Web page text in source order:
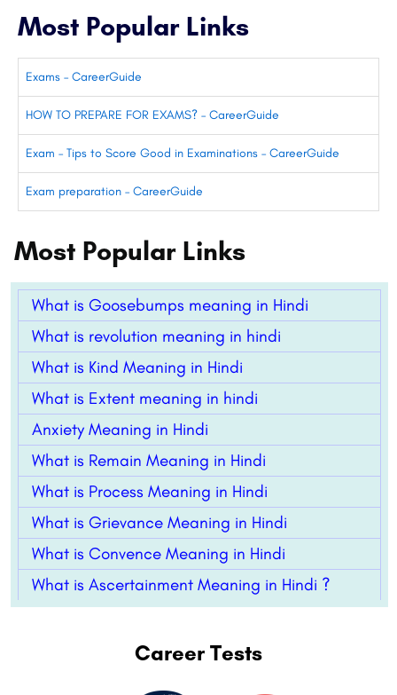
Most Popular Links
Exams – CareerGuide
HOW TO PREPARE FOR EXAMS? – CareerGuide
Exam – Tips to Score Good in Examinations – CareerGuide
Exam preparation – CareerGuide
Most Popular Links
What is Goosebumps meaning in Hindi
What is revolution meaning in hindi
What is Kind Meaning in Hindi
What is Extent meaning in hindi
Anxiety Meaning in Hindi
What is Remain Meaning in Hindi
What is Process Meaning in Hindi
What is Grievance Meaning in Hindi
What is Convence Meaning in Hindi
What is Ascertainment Meaning in Hindi ?
Career Tests